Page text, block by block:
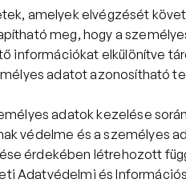
amelyek elvégzését
meg, hogy a
információkat elkülönítve
adatot azonosítható
adatok kezelése
védelme és a személyes
érdekében létrehozott
Adatvédelmi és